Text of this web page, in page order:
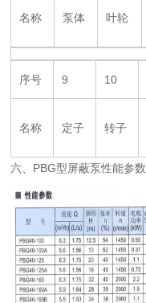
名称 泵体 叶轮
序号 9 10
名称 定子 转子
六、PBG型屏蔽泵性能参数